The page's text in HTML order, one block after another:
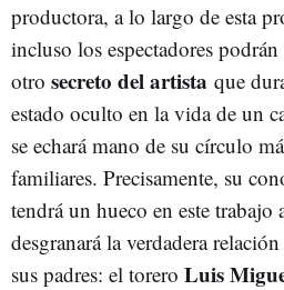
productora, a lo largo de esta
incluso los espectadores
otro secreto del artista que
estado oculto en la vida de un
se echará mano de su círculo
familiares. Precisamente, su
tendrá un hueco en este trabajo
desgranará la verdadera
sus padres: el torero Luis